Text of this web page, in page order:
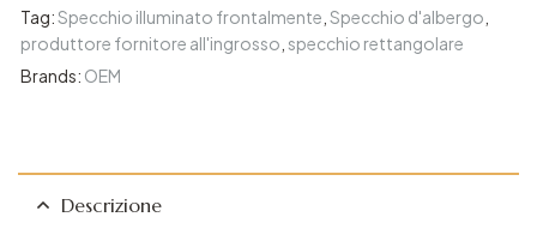
Tag:Specchio illuminato frontalmente Specchio d'albergo
produttore fornitore all'ingrosso specchio rettangolare
Brands: OEM
Descrizione